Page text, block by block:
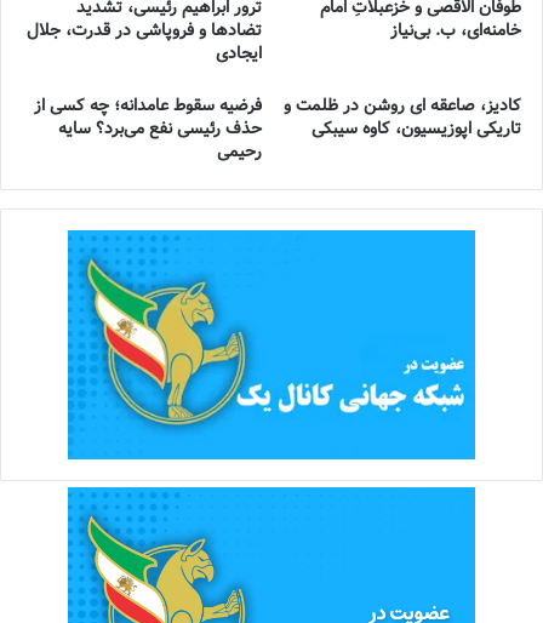
طوفان الاقصی و خُزعبلاتِ امام
خامنه‌ای، ب. بی‌نیاز
ترور ابراهیم رئیسی، تشدید
تضادها و فروپاشی در قدرت، جلال
ایجادی
کادیز، صاعقه ای روشن در ظلمت و
تاریکی اپوزیسیون، کاوه سیبکی
فرضیه سقوط عامدانه؛ چه کسی از
حذف رئیسی نفع می‌برد؟ سایه
رحیمی